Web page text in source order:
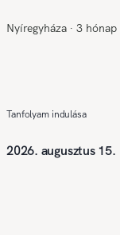
Nyíregyháza ∙ 3 hónap
Tanfolyam indulása
2026. augusztus 15.